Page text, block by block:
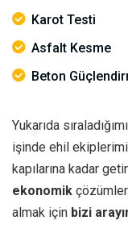
Karot Testi
Asfalt Kesme
Beton
Yukarıda
işinde ehil
kapılarına kadar
ekonomik
almak için bizi